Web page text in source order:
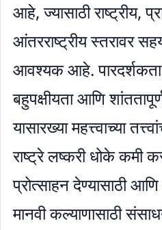
आहे, ज्यासाठी राष्ट्रीय,
आंतरराष्ट्रीय स्तरावर
आवश्यक आहे.
बहुपक्षीयता आणि
यासारख्या महत्त्वाच्या
राष्ट्रे लष्करी धोके कमी
प्रोत्साहन देण्यासाठी
मानवी कल्याणासाठी